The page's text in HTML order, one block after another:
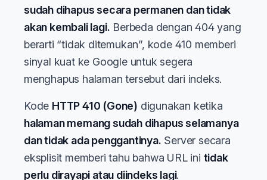
sudah dihapus secara permanen dan tidak
akan kembali lagi. Berbeda dengan 404 yang
berarti “tidak ditemukan”, kode 410 memberi
sinyal kuat ke Google untuk segera
menghapus halaman tersebut dari indeks.
Kode HTTP 410 (Gone) digunakan ketika
halaman memang sudah dihapus selamanya
dan tidak ada penggantinya. Server secara
eksplisit memberi tahu bahwa URL ini tidak
perlu dirayapi atau diindeks lagi.